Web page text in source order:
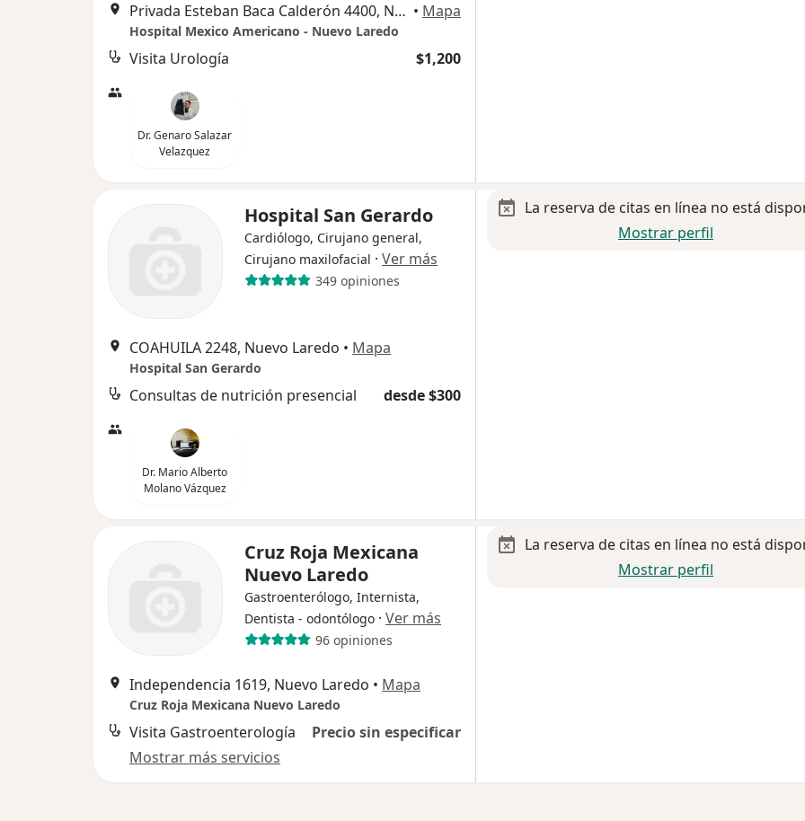
Privada Esteban Baca Calderón 4400, Nuevo Laredo • Mapa
Hospital Mexico Americano - Nuevo Laredo
Visita Urología $1,200
Dr. Genaro Salazar
Velazquez
Hospital San Gerardo
Cardiólogo, Cirujano general,
Cirujano maxilofacial · Ver más
349 opiniones
COAHUILA 2248, Nuevo Laredo • Mapa
Hospital San Gerardo
Consultas de nutrición presencial desde $300
Dr. Mario Alberto
Molano Vázquez
La reserva de citas en línea no está
Mostrar perfil
Cruz Roja Mexicana
Nuevo Laredo
Gastroenterólogo, Internista,
Dentista - odontólogo · Ver más
96 opiniones
Independencia 1619, Nuevo Laredo • Mapa
Cruz Roja Mexicana Nuevo Laredo
Visita Gastroenterología
Precio sin especificar
Mostrar más servicios
La reserva de citas en línea no está
Mostrar perfil